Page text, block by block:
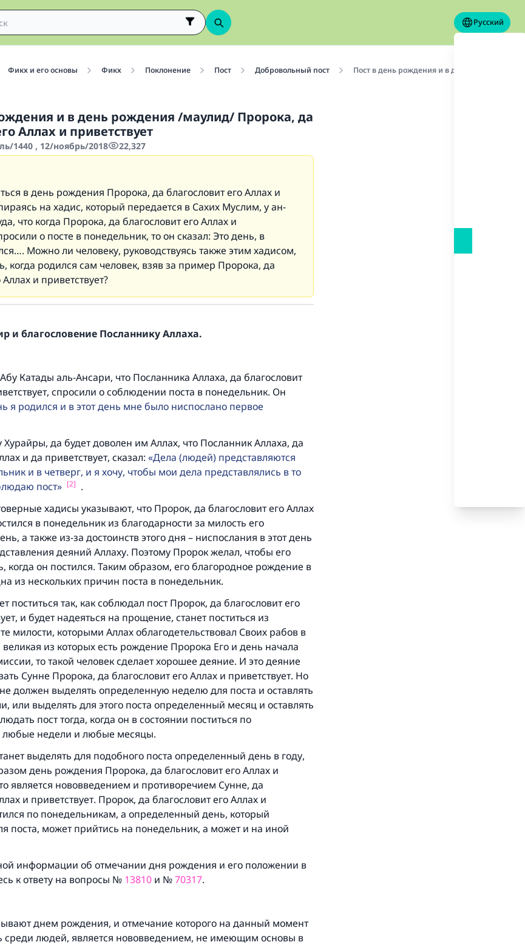
Русский
Фикх и его основы Фикх Поклонение Пост Добровольный пост Пост в день рождения и в день рождения /
и в день рождения /маулид/ Пророка, да
Аллах и приветствует
1440 , 12/ноябрь/2018 22,327
в день рождения Пророка, да благословит его Аллах и
на хадис, который передается в Сахих Муслим, у ан-
что когда Пророка, да благословит его Аллах и
о посте в понедельник, то он сказал: Это день, в
. Можно ли человеку, руководствуясь также этим хадисом,
когда родился сам человек, взяв за пример Пророка, да
Аллах и приветствует?
и благословение Посланнику Аллаха.
Абу Катады аль-Ансари, что Посланника Аллаха, да благословит
спросили о соблюдении поста в понедельник. Он
я родился и в этот день мне было ниспослано первое
Хурайры, да будет доволен им Аллах, что Посланник Аллаха, да
и да приветствует, сказал: Дела (людей) представляются
и в четверг, и я хочу, чтобы мои дела представлялись в то
пост
[2] .
хадисы указывают, что Пророк, да благословит его Аллах
в понедельник из благодарности за милость его
а также из-за достоинств этого дня – ниспослания в этот день
деяний Аллаху. Поэтому Пророк желал, чтобы его
когда он постился. Таким образом, его благородное рождение в
из нескольких причин поста в понедельник.
поститься так, как соблюдал пост Пророк, да благословит его
и будет надеяться на прощение, станет поститься из
милости, которыми Аллах облагодетельствовал Своих рабов в
великая из которых есть рождение Пророка Его и день начала
то такой человек сделает хорошее деяние. И это деяние
Сунне Пророка, да благословит его Аллах и приветствует. Но
должен выделять определенную неделю для поста и оставлять
или выделять для этого поста определенный месяц и оставлять
пост тогда, когда он в состоянии поститься по
любые недели и любые месяцы.
выделять для подобного поста определенный день в году,
день рождения Пророка, да благословит его Аллах и
является нововведением и противоречием Сунне, да
и приветствует. Пророк, да благословит его Аллах и
по понедельникам, а определенный день, который
поста, может прийтись на понедельник, а может и на иной
информации об отмечании дня рождения и его положении в
к ответу на вопросы № 13810 и №70317.
днем рождения, и отмечание которого на данный момент
среди людей, является нововведением, не имеющим основы в
№ 110845 помог сохранить брак.
Помогите нам предоставить ответы Умме
Аллаха, мир ему и благословение, сказал:
(МУСЛИМ, № 1893).